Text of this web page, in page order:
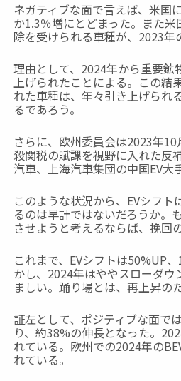
ネガティブな面で言えば、米国
か1.3％増にとどまった。また
除を受けられる車種が、2023年
理由として、2024年から重要
上げられたことによる。この結
れた車種は、年々引き上げられ
るであろう。
さらに、欧州委員会は2023年
殺関税の賦課を視野に入れた反
汽車、上海汽車集団の中国EV大
このような状況から、EVシフ
るのは早計ではないだろうか。
させようと考えるならば、挽回
これまで、EVシフトは50%UP
かし、 2024年はややスローダ
ましい。 踊り場とは、再上昇の
証左として、ポジティブな面で
り、約38%の伸長となった。
れている。欧州での2024年の
れている。